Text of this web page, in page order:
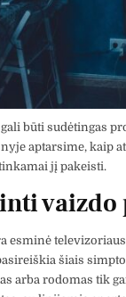
būti sudėtingas
aptarsime, kaip
jį pakeisti.
esminė
šiais
arba rodomas tik